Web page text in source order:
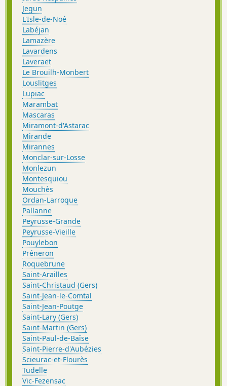
Jegun
L'Isle-de-Noé
Labéjan
Lamazère
Lavardens
Laveraët
Le Brouilh-Monbert
Louslitges
Lupiac
Marambat
Mascaras
Miramont-d'Astarac
Mirande
Mirannes
Monclar-sur-Losse
Monlezun
Montesquiou
Mouchès
Ordan-Larroque
Pallanne
Peyrusse-Grande
Peyrusse-Vieille
Pouylebon
Préneron
Roquebrune
Saint-Arailles
Saint-Christaud (Gers)
Saint-Jean-le-Comtal
Saint-Jean-Poutge
Saint-Lary (Gers)
Saint-Martin (Gers)
Saint-Paul-de-Baïse
Saint-Pierre-d'Aubézies
Scieurac-et-Flourès
Tudelle
Vic-Fezensac